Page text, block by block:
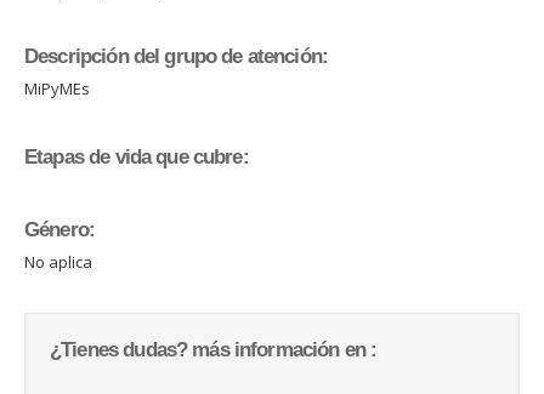
Descripción del grupo de atención:
MiPyMEs
Etapas de vida que cubre:
Género:
No aplica
¿Tienes dudas? más información en :